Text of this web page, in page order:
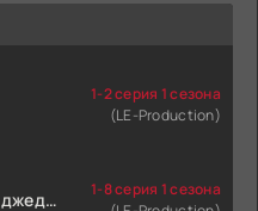
1-2 серия 1 сезона
(LE-Production)
1-8 серия 1 сезона